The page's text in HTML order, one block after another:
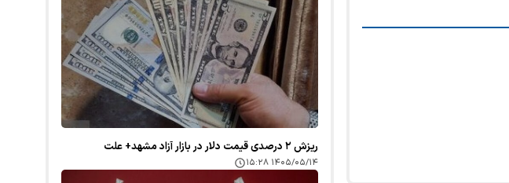
ریزش ۲ درصدی قیمت دلار در بازار آزاد مشهد+ علت
۱۴۰۵/۰۵/۱۴ ۱۵:۲۸